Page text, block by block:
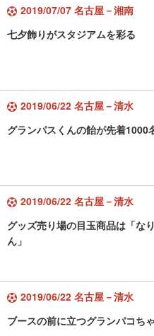
2019/07/07 名古屋－湘南
七夕飾りがスタジアムを彩る
2019/06/22 名古屋－清水
グランパスくんの飴が先着
2019/06/22 名古屋－清水
グッズ売り場の目玉商品は「な
ん」
2019/06/22 名古屋－清水
ブースの前に立つグランパコち